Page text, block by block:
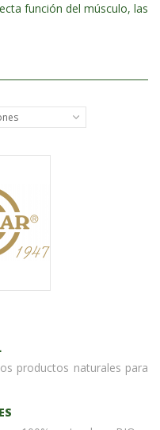
función del músculo, las
productos naturales para